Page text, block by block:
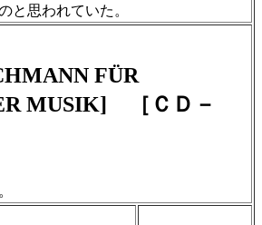
と思われていた。
FÜR
MUSIK] ［ＣＤ－
。